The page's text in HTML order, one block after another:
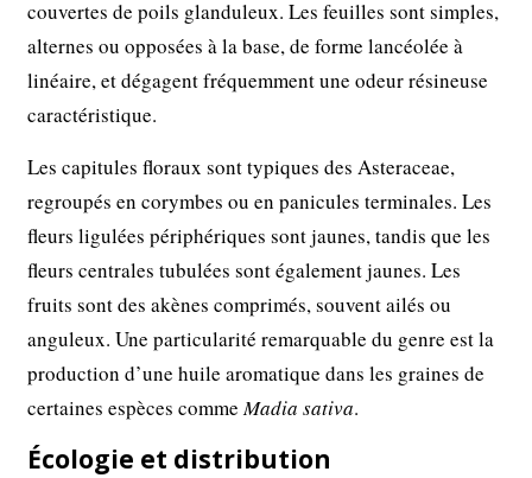
couvertes de poils glanduleux. Les feuilles sont simples,
alternes ou opposées à la base, de forme lancéolée à
linéaire, et dégagent fréquemment une odeur résineuse
caractéristique.
Les capitules floraux sont typiques des Asteraceae,
regroupés en corymbes ou en panicules terminales. Les
fleurs ligulées périphériques sont jaunes, tandis que les
fleurs centrales tubulées sont également jaunes. Les
fruits sont des akènes comprimés, souvent ailés ou
anguleux. Une particularité remarquable du genre est la
production d’une huile aromatique dans les graines de
certaines espèces commeMadia sativa.
Écologie et distribution